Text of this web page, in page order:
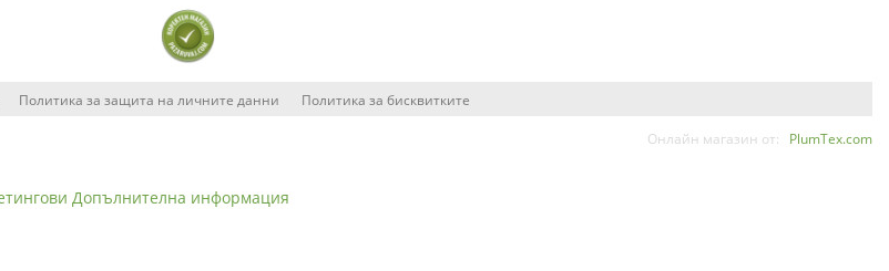
Политика за защита на личните данни Политика за бисквитките
Онлайн магазин от: PlumTex.com
Допълнителна информация